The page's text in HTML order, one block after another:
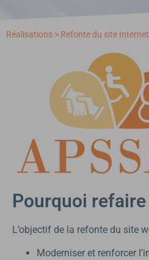
Réalisations > Refonte du site Internet
Pourquoi refaire
L’objectif de la refonte du site
Moderniser et renforcer